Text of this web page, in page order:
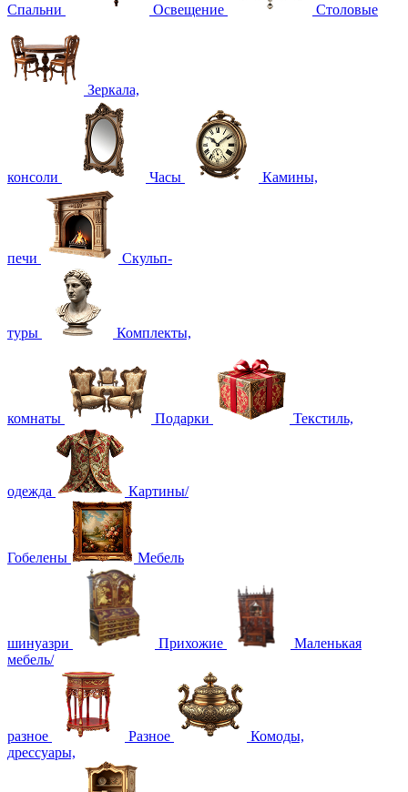
Спальни Освещение Столовые
Зеркала,
консоли Часы Камины,
печи Скульп-
туры Комплекты,
комнаты Подарки Текстиль,
одежда Картины/
Гобелены Мебель
шинуазри Прихожие
Маленькая
мебель/
разное Разное
Комоды,
дрессуары,